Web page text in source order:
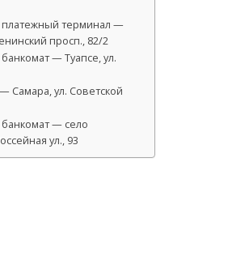
платежный терминал —
просп., 82/2
— Туапсе, ул.
Самара, ул. Советской
— село
ул., 93